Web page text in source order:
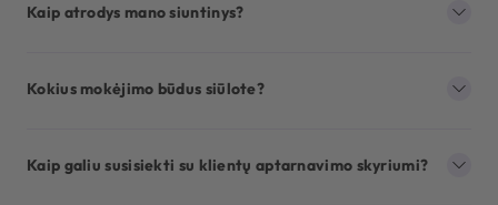
Kaip atrodys mano siuntinys?
Kokius mokėjimo būdus siūlote?
Kaip galiu susisiekti su klientų aptarnavimo skyriumi?